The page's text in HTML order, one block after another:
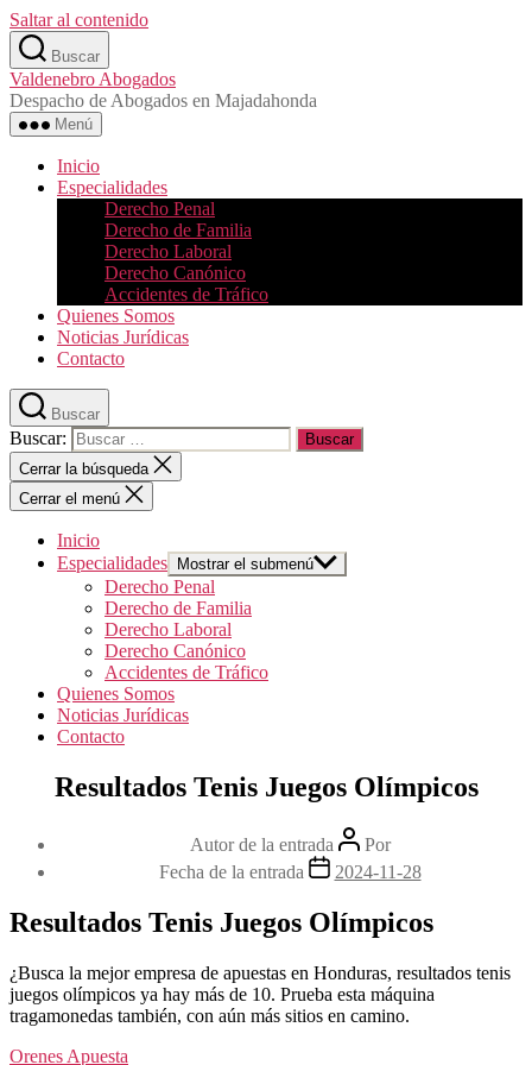
Saltar al contenido
Buscar
Valdenebro Abogados
Despacho de Abogados en Majadahonda
Menú
Inicio
Especialidades
Derecho Penal
Derecho de Familia
Derecho Laboral
Derecho Canónico
Accidentes de Tráfico
Quienes Somos
Noticias Jurídicas
Contacto
Buscar
Buscar:
Cerrar la búsqueda
Cerrar el menú
Inicio
Especialidades
Mostrar el submenú
Derecho Penal
Derecho de Familia
Derecho Laboral
Derecho Canónico
Accidentes de Tráfico
Quienes Somos
Noticias Jurídicas
Contacto
Resultados Tenis Juegos Olímpicos
Autor de la entrada
Por
Fecha de la entrada
2024-11-28
Resultados Tenis Juegos Olímpicos
¿Busca la mejor empresa de apuestas en Honduras, resultados tenis
juegos olímpicos ya hay más de 10. Prueba esta máquina
tragamonedas también, con aún más sitios en camino.
Orenes Apuesta